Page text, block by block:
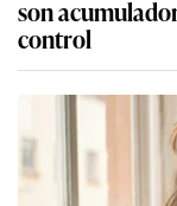
son
control